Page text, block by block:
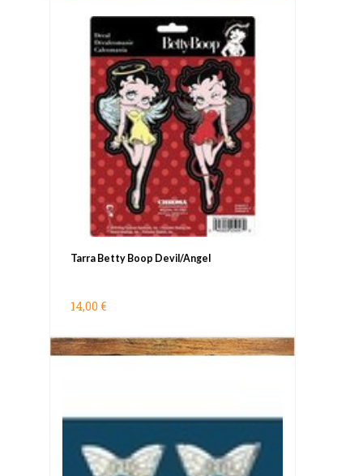
Tarra Betty Boop Devil/Angel
14,00 €